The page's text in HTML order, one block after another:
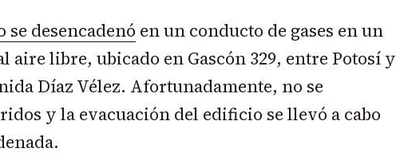
se desencadenó en un conducto de gases en un
aire libre, ubicado en Gascón 329, entre Potosí y
Díaz Vélez. Afortunadamente, no se
y la evacuación del edificio se llevó a cabo